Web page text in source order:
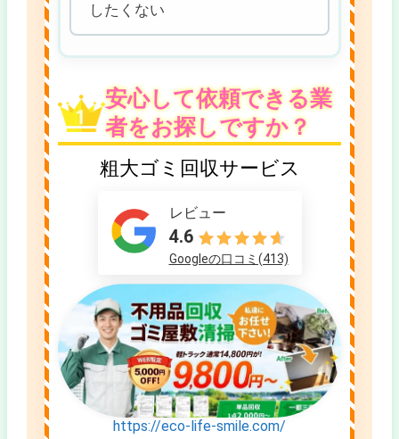
したくない
安心して依頼できる業
者をお探しですか？
粗大ゴミ回収サービス
レビュー
4.6
Googleの口コミ(413)
https://eco-life-smile.com/